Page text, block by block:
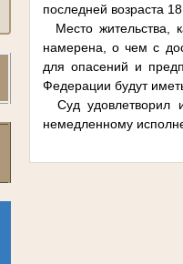
последней возраста
Место жительства,
намерена, о чем с
для опасений и
Федерации будут
Суд удовлетворил
немедленному